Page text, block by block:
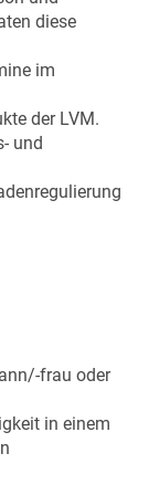
diese
im
der LVM.
und
frau oder
in einem